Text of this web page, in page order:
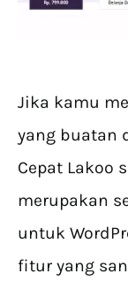
Jika kamu
yang buatan
Cepat Lakoo
merupakan
untuk
fitur yang